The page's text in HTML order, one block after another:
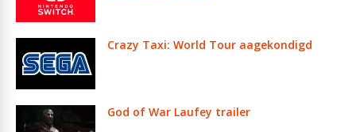
Crazy Taxi: World Tour aagekondigd
God of War Laufey trailer